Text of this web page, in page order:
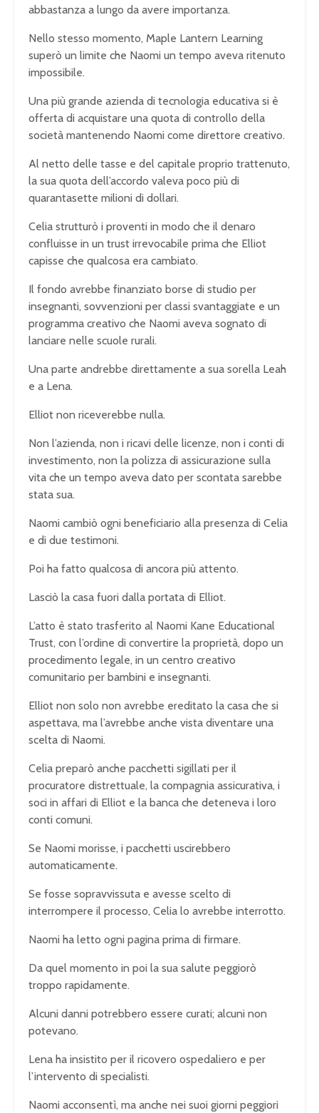
abbastanza a lungo da avere importanza.
Nello stesso momento, Maple Lantern Learning
superò un limite che Naomi un tempo aveva ritenuto
impossibile.
Una più grande azienda di tecnologia educativa si è
offerta di acquistare una quota di controllo della
società mantenendo Naomi come direttore creativo.
Al netto delle tasse e del capitale proprio trattenuto,
la sua quota dell’accordo valeva poco più di
quarantasette milioni di dollari.
Celia strutturò i proventi in modo che il denaro
confluisse in un trust irrevocabile prima che Elliot
capisse che qualcosa era cambiato.
Il fondo avrebbe finanziato borse di studio per
insegnanti, sovvenzioni per classi svantaggiate e un
programma creativo che Naomi aveva sognato di
lanciare nelle scuole rurali.
Una parte andrebbe direttamente a sua sorella Leah
e a Lena.
Elliot non riceverebbe nulla.
Non l’azienda, non i ricavi delle licenze, non i conti di
investimento, non la polizza di assicurazione sulla
vita che un tempo aveva dato per scontata sarebbe
stata sua.
Naomi cambiò ogni beneficiario alla presenza di Celia
e di due testimoni.
Poi ha fatto qualcosa di ancora più attento.
Lasciò la casa fuori dalla portata di Elliot.
L’atto è stato trasferito al Naomi Kane Educational
Trust, con l’ordine di convertire la proprietà, dopo un
procedimento legale, in un centro creativo
comunitario per bambini e insegnanti.
Elliot non solo non avrebbe ereditato la casa che si
aspettava, ma l’avrebbe anche vista diventare una
scelta di Naomi.
Celia preparò anche pacchetti sigillati per il
procuratore distrettuale, la compagnia assicurativa, i
soci in affari di Elliot e la banca che deteneva i loro
conti comuni.
Se Naomi morisse, i pacchetti uscirebbero
automaticamente.
Se fosse sopravvissuta e avesse scelto di
interrompere il processo, Celia lo avrebbe interrotto.
Naomi ha letto ogni pagina prima di firmare.
Da quel momento in poi la sua salute peggiorò
troppo rapidamente.
Alcuni danni potrebbero essere curati; alcuni non
potevano.
Lena ha insistito per il ricovero ospedaliero e per
l’intervento di specialisti.
Naomi acconsentì, ma anche nei suoi giorni peggiori